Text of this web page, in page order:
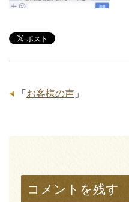
「 お客様の声 」
コメントを残す